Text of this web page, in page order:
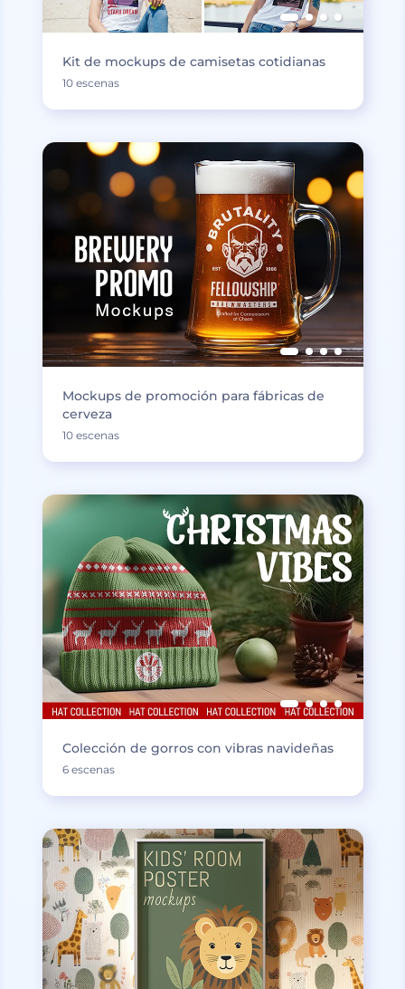
Kit de mockups de camisetas cotidianas
10 escenas
Mockups de promoción para fábricas de
cerveza
10 escenas
Colección de gorros con vibras navideñas
6 escenas